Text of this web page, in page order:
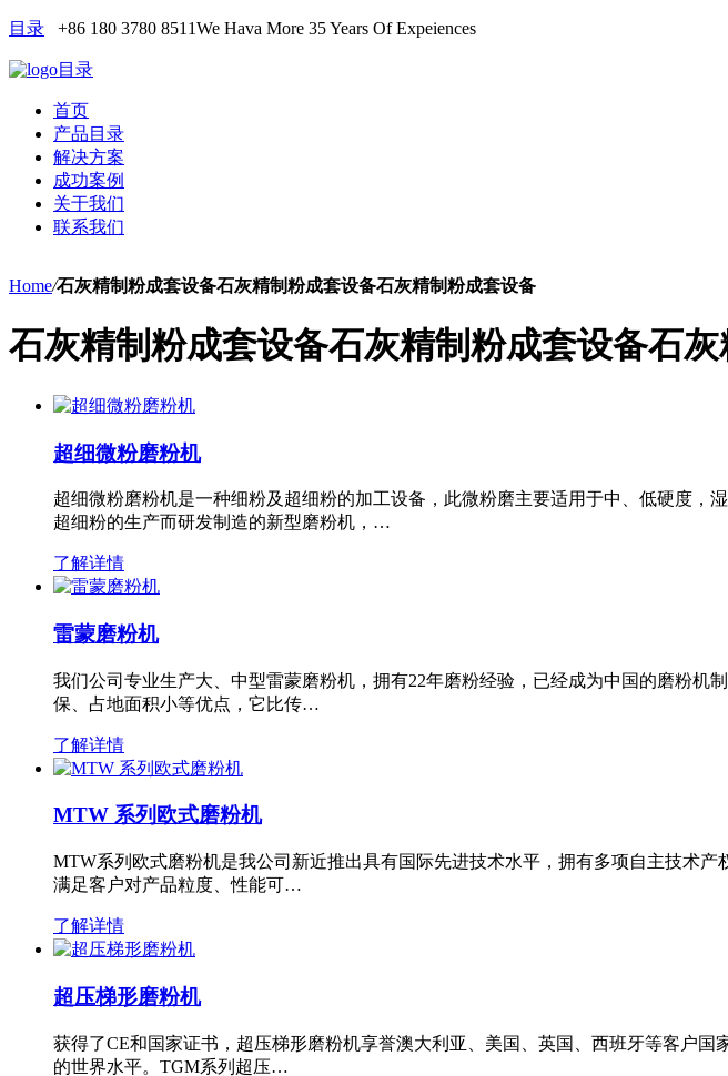
目录 +86 180 3780 8511We Hava More 35 Years Of Expeiences
目录
首页
产品目录
解决方案
成功案例
关于我们
联系我们
Home/石灰精制粉成套设备石灰精制粉成套设备石灰精制粉成套设备
石灰精制粉成套设备石灰精制粉成套设备石
超细微粉磨粉机
超细微粉磨粉机是一种细粉及超细粉的加工设备，此微粉磨主要适用于中、低硬度，
超细粉的生产而研发制造的新型磨粉机，…
了解详情
雷蒙磨粉机
我们公司专业生产大、中型雷蒙磨粉机，拥有22年磨粉经验，已经成为中国的磨粉
保、占地面积小等优点，它比传…
了解详情
MTW 系列欧式磨粉机
MTW系列欧式磨粉机是我公司新近推出具有国际先进技术水平，拥有多项自主技术
满足客户对产品粒度、性能可…
了解详情
超压梯形磨粉机
获得了CE和国家证书，超压梯形磨粉机享誉澳大利亚、美国、英国、西班牙等客户
的世界水平。TGM系列超压…